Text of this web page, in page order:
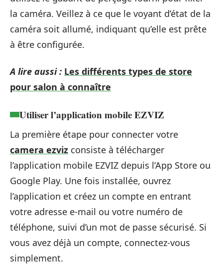
la caméra. Veillez à ce que le voyant d’état de la
caméra soit allumé, indiquant qu’elle est prête
à être configurée.
A lire aussi : Les différents types de store
pour salon à connaître
Utiliser l’application mobile EZVIZ
La première étape pour connecter votre
camera ezviz consiste à télécharger
l’application mobile EZVIZ depuis l’App Store ou
Google Play. Une fois installée, ouvrez
l’application et créez un compte en entrant
votre adresse e-mail ou votre numéro de
téléphone, suivi d’un mot de passe sécurisé. Si
vous avez déjà un compte, connectez-vous
simplement.